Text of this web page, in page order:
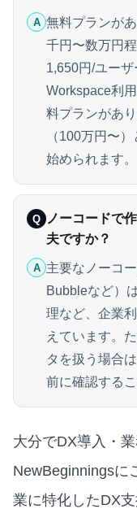
A 無料プランが
千円〜数万円
1,650円/ユー
Workspace利
料プランがあ
（100万円〜
始められます。
Q
ノーコードで
夫ですか？
A 主要なノーコ
Bubbleなど）
理など、企業
えています。
タを扱う場合
前に確認する
大分でDX導入・
NewBeginningsに
業に特化したDX